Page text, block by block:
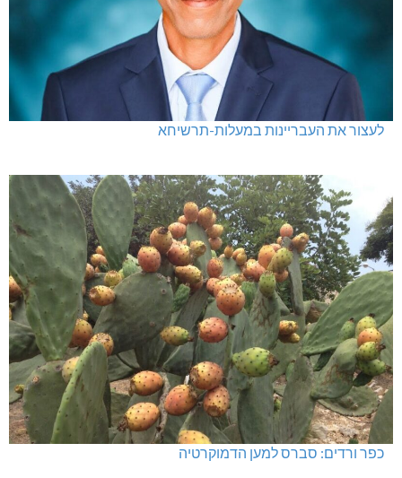
לעצור את העבריינות במעלות-תרשיחא
כפר ורדים: סברס למען הדמוקרטיה